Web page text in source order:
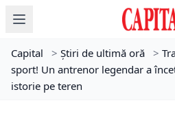
Capital > Știri de ultimă oră >
sport! Un antrenor legendar a
istorie pe teren